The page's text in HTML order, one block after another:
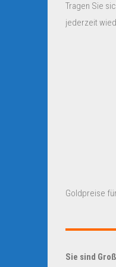
Tragen Sie
jederzeit
Goldpreise
Sie sind